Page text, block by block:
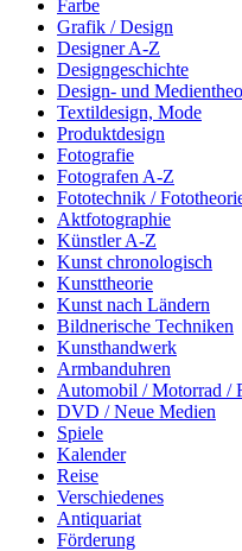
Farbe
Grafik / Design
Designer A-Z
Designgeschichte
Design- und
Textildesign, Mode
Produktdesign
Fotografie
Fotografen A-Z
Fototechnik /
Aktfotographie
Künstler A-Z
Kunst chronologisch
Kunsttheorie
Kunst nach Ländern
Bildnerische Techniken
Kunsthandwerk
Armbanduhren
Automobil / Motorrad /
DVD / Neue Medien
Spiele
Kalender
Reise
Verschiedenes
Antiquariat
Förderung